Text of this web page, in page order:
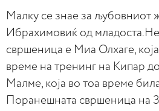
Mалку се знае за љубовниот
Ибрахимовиќ од
свршеница е Миа Олхаге, која
време на тренинг на Кипар
Малме, која во тоа време
Поранешната свршеница на